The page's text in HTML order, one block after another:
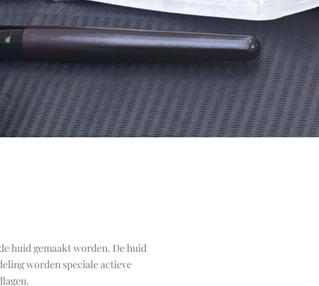
huid gemaakt worden. De huid
worden speciale actieve